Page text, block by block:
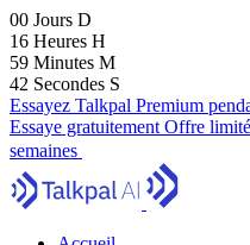
00 Jours D
16 Heures H
59 Minutes M
41 Secondes S
Essayez Talkpal Premium
Essaye gratuitement Offre
semaines